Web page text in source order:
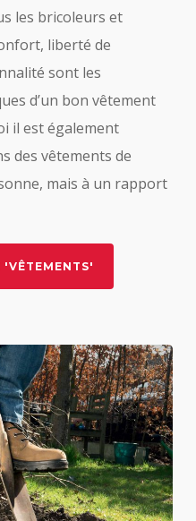
les bricoleurs et
liberté de
sont les
d’un bon vêtement
il est également
des vêtements de
mais à un rapport
'VÊTEMENTS'